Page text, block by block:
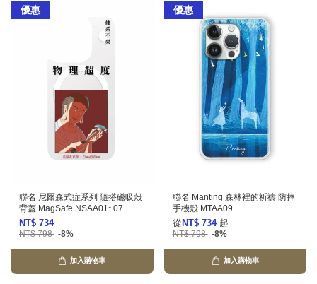
優惠
聯名 尼爾森式症系列 隨搭磁吸殼
背蓋 MagSafe NSAA01~07
NT$ 734
NT$ 798 -8%
加入購物車
優惠
聯名 Manting 森林裡的祈禱 防摔
手機殼 MTAA09
從 NT$ 734 起
NT$ 798 -8%
加入購物車